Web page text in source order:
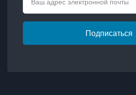
Подписаться